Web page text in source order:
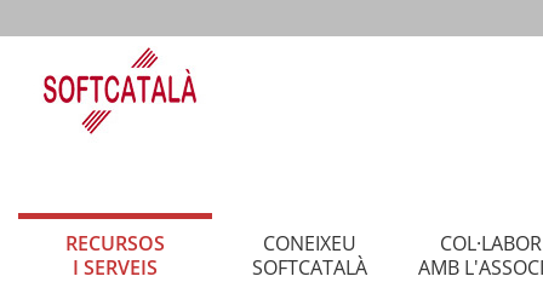
RECURSOS
I SERVEIS
CONEIXEU
SOFTCATALÀ
AMB